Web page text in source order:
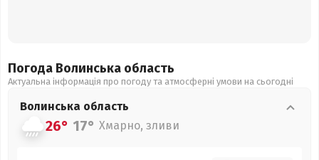
Погода Волинська область
Актуальна інформація про погоду та атмосферні умови на сьогодні
Волинська область
26° 17° Хмарно, зливи